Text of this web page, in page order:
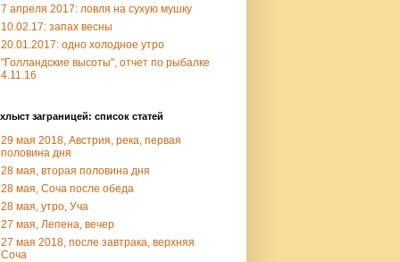
7 апреля 2017: ловля на сухую мушку
10.02.17: запах весны
20.01.2017: одно холодное утро
"Голландские высоты", отчет по рыбалке
4.11.16
заграницей: список статей
29 мая 2018, Австрия, река, первая
половина дня
28 мая, вторая половина дня
28 мая, Соча после обеда
28 мая, утро, Уча
27 мая, Лепена, вечер
27 мая 2018, после завтрака, верхняя
Соча